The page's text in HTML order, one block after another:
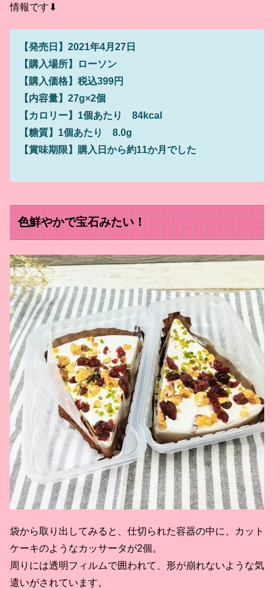
情報です⬇
【発売日】2021年4月27日
【購入場所】ローソン
【購入価格】税込399円
【内容量】27g×2個
【カロリー】1個あたり 84kcal
【糖質】1個あたり 8.0g
【賞味期限】購入日から約11か月でした
色鮮やかで宝石みたい！
袋から取り出してみると、仕切られた容器の中に、カット
ケーキのようなカッサータが2個。
周りには透明フィルムで囲われて、形が崩れないような気
遣いがされています。